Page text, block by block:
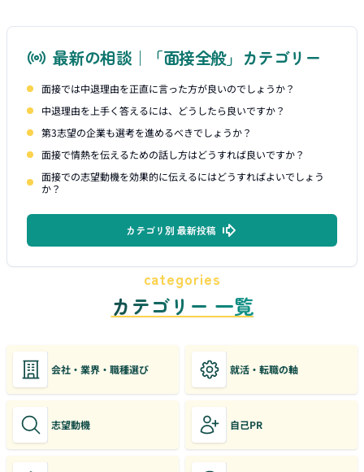
最新の相談｜「面接全般」カテゴリー
面接では中退理由を正直に言った方が良いのでしょうか？
中退理由を上手く答えるには、どうしたら良いですか？
第3志望の企業も選考を進めるべきでしょうか？
面接で情熱を伝えるための話し方はどうすれば良いですか？
面接での志望動機を効果的に伝えるにはどうすればよいでしょう
か？
カテゴリ別 最新投稿
categories
カテゴリー 一覧
会社・業界・職種選び 就活・転職の軸
志望動機 自己PR